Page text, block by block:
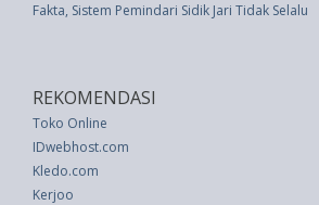
Fakta, Sistem Pemindari Sidik Jari Tidak Selalu
REKOMENDASI
Toko Online
IDwebhost.com
Kledo.com
Kerjoo